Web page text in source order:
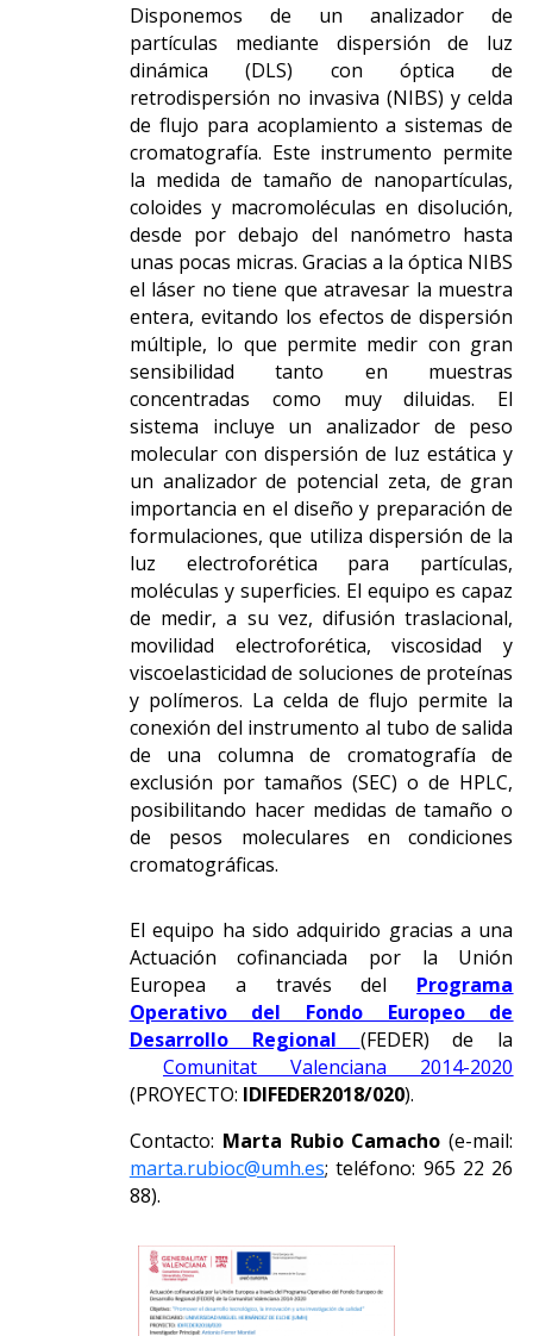
Disponemos de un analizador de
partículas mediante dispersión de luz
dinámica (DLS) con óptica de
retrodispersión no invasiva (NIBS) y celda
de flujo para acoplamiento a sistemas de
cromatografía. Este instrumento permite
la medida de tamaño de nanopartículas,
coloides y macromoléculas en disolución,
desde por debajo del nanómetro hasta
unas pocas micras. Gracias a la óptica NIBS
el láser no tiene que atravesar la muestra
entera, evitando los efectos de dispersión
múltiple, lo que permite medir con gran
sensibilidad tanto en muestras
concentradas como muy diluidas. El
sistema incluye un analizador de peso
molecular con dispersión de luz estática y
un analizador de potencial zeta, de gran
importancia en el diseño y preparación de
formulaciones, que utiliza dispersión de la
luz electroforética para partículas,
moléculas y superficies. El equipo es capaz
de medir, a su vez, difusión traslacional,
movilidad electroforética, viscosidad y
viscoelasticidad de soluciones de proteínas
y polímeros. La celda de flujo permite la
conexión del instrumento al tubo de salida
de una columna de cromatografía de
exclusión por tamaños (SEC) o de HPLC,
posibilitando hacer medidas de tamaño o
de pesos moleculares en condiciones
cromatográficas.
El equipo ha sido adquirido gracias a una
Actuación cofinanciada por la Unión
Europea a través del Programa
Operativo del Fondo Europeo de
Desarrollo Regional
(FEDER) de la
Comunitat Valenciana 2014-2020
(PROYECTO: IDIFEDER2018/020).
Contacto: Marta Rubio Camacho (e-mail:
marta.rubioc@umh.es; teléfono: 965 22 26
88).